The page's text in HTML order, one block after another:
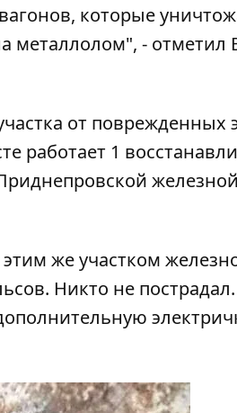
которые
металлолом", -
от поврежденных
работает 1
же участком
. Никто не